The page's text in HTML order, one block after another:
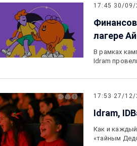
17:45 30/09/
лагере
В рамках
Idram
17:53 27/12/
Idram,
Как и каждый
«тайным